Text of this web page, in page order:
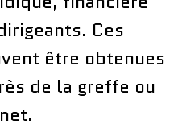
Ces
être obtenues
de la greffe ou